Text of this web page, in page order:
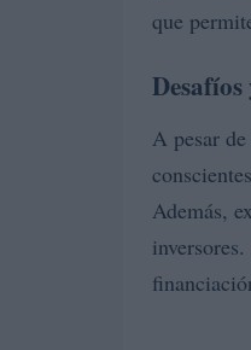
que
A pesar
Además,